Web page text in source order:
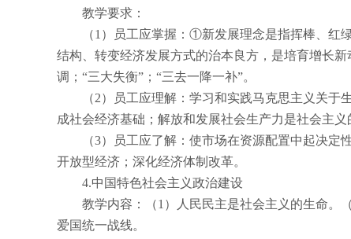
教学要求：
（1 ）员工应掌握：①新发展理念是指挥棒、红
结构、转变经济发展方式的治本良方，是培育增长
调；“三大失衡”；“三去一降一补”。
（2）员工应理解：学习和实践马克思主义关于
成社会经济基础；解放和发展社会生产力是社会主
（3）员工应了解：使市场在资源配置中起决定
开放型经济；深化经济体制改革。
4.中国特色社会主义政治建设
教学内容：（1 ）人民民主是社会主义的生命。（
爱国统一战线。